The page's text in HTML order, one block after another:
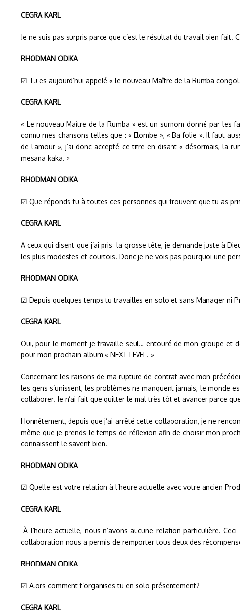
CEGRA KARL
Je ne suis pas surpris parce que c’est le résultat du travail bien
RHODMAN ODIKA
☑ Tu es aujourd’hui appelé « le nouveau Maître de la Rumba
CEGRA KARL
« Le nouveau Maître de la Rumba » est un surnom donné par les
connu mes chansons telles que : « Elombe », « Ba folie ». Il faut
de l’amour », j’ai donc accepté ce titre en disant « désormais, la
mesana kaka. »
RHODMAN ODIKA
☑ Que réponds-tu à toutes ces personnes qui trouvent que tu as
CEGRA KARL
A ceux qui disent que j’ai pris la grosse tête, je demande juste à
les plus modestes et courtois. Donc je ne vois pas pourquoi une
RHODMAN ODIKA
☑ Depuis quelques temps tu travailles en solo et sans Manager ni
CEGRA KARL
Oui, pour le moment je travaille seul… entouré de mon groupe et
pour mon prochain album « NEXT LEVEL. »
Concernant les raisons de ma rupture de contrat avec mon
les gens s’unissent, les problèmes ne manquent jamais, le monde
collaborer. Je n’ai fait que quitter le mal très tôt et avancer parce
Honnêtement, depuis que j’ai arrêté cette collaboration, je ne
même que je prends le temps de réflexion afin de choisir mon
connaissent le savent bien.
RHODMAN ODIKA
☑ Quelle est votre relation à l’heure actuelle avec votre ancien
CEGRA KARL
À l’heure actuelle, nous n’avons aucune relation particulière.
collaboration nous a permis de remporter tous deux des
RHODMAN ODIKA
☑ Alors comment t’organises tu en solo présentement?
CEGRA KARL